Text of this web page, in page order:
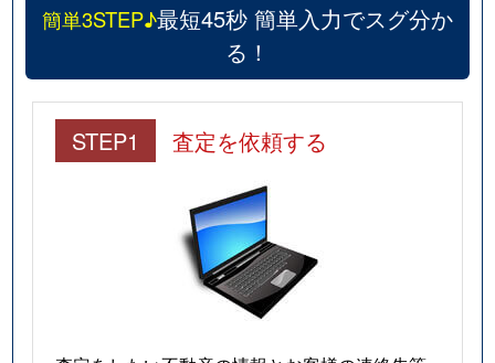
簡単3STEP♪最短45秒 簡単入力でスグ分か
る！
STEP1 査定を依頼する